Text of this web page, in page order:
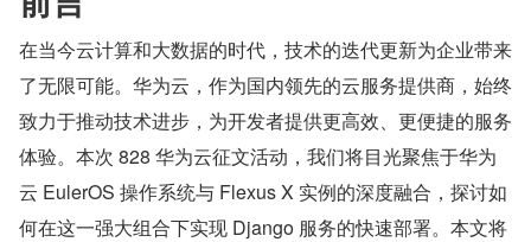
在当今云计算和大数据的时代，技术的迭代更新为企业带来
了无限可能。华为云，作为国内领先的云服务提供商，始终
致力于推动技术进步，为开发者提供更高效、更便捷的服务
体验。本次 828 华为云征文活动，我们将目光聚焦于华为
云 EulerOS 操作系统与 Flexus X 实例的深度融合，探讨如
何在这一强大组合下实现 Django 服务的快速部署。本文将